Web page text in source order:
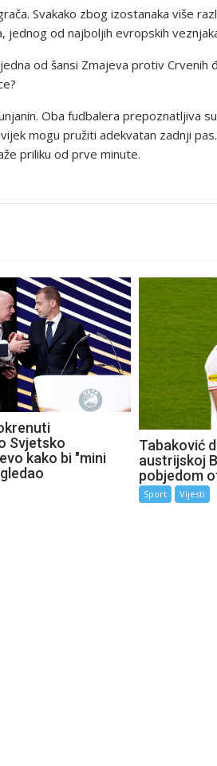
Svakako zbog izostanaka više
jednog od najboljih evropskih
od šansi Zmajeva protiv Crvenih
Oba fudbalera prepoznatljiva
mogu pružiti adekvatan zadnji
priliku od prve minute.
Svjetsko
kako bi "mini
Tabaković
austrijskoj
pobjedom
Sport Vijesti